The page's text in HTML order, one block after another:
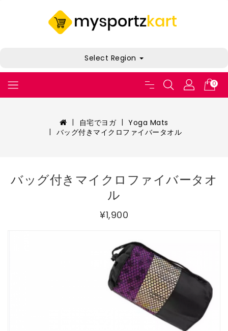
Select Region
0
自宅でヨガ
Yoga Mats
バッグ付きマイクロファイバータオル
バッグ付きマイクロファイバータオ
ル
¥1,900